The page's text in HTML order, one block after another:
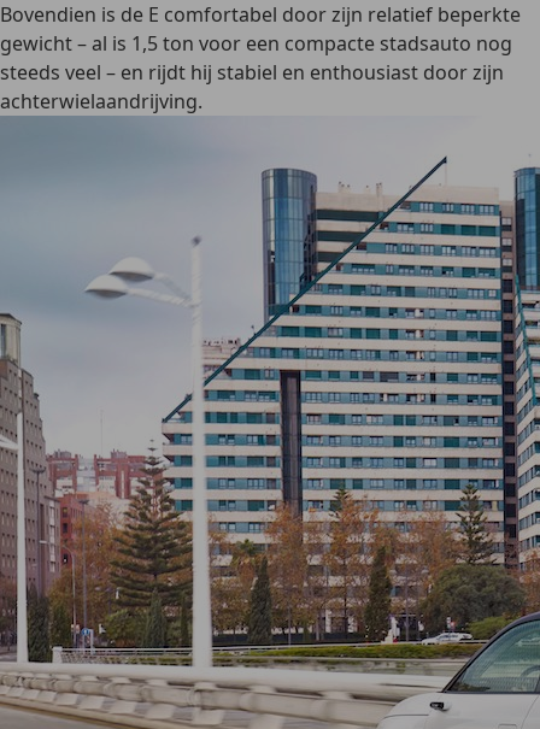
Bovendien is de E comfortabel door zijn relatief beperkte
gewicht – al is 1,5 ton voor een compacte stadsauto nog
steeds veel – en rijdt hij stabiel en enthousiast door zijn
achterwielaandrijving.